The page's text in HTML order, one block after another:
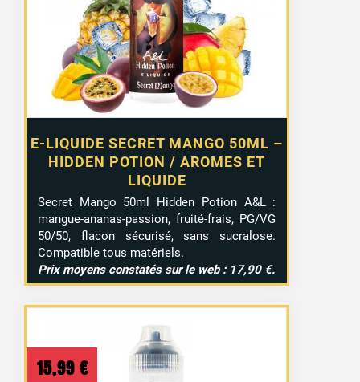
E-LIQUIDE SECRET MANGO 50ML –
HIDDEN POTION / AROMES ET
LIQUIDE
Secret Mango 50ml Hidden Potion A&L :
mangue-ananas-passion, fruité-frais, PG/VG
50/50, flacon sécurisé, sans sucralose.
Compatible tous matériels.
Prix moyens constatés sur le web : 17,90 €.
15,99 €